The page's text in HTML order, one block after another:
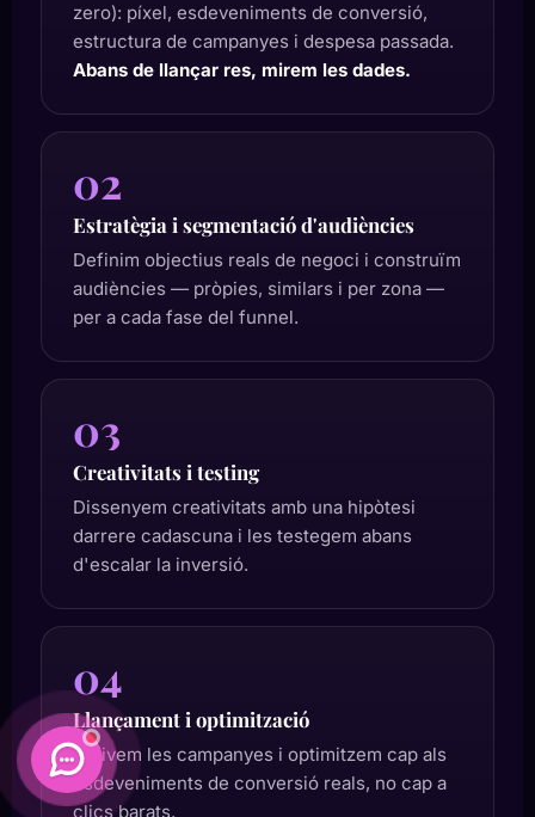
zero): píxel, esdeveniments de conversió,
estructura de campanyes i despesa passada.
Abans de llançar res, mirem les dades.
02
Estratègia i segmentació d'audiències
Definim objectius reals de negoci i construïm
audiències — pròpies, similars i per zona —
per a cada fase del funnel.
03
Creativitats i testing
Dissenyem creativitats amb una hipòtesi
darrere cadascuna i les testegem abans
d'escalar la inversió.
04
Llançament i optimització
Activem les campanyes i optimitzem cap als
esdeveniments de conversió reals, no cap a
clics barats.